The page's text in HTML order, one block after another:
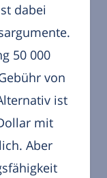
dabei
50 000
von
ist
mit
Aber